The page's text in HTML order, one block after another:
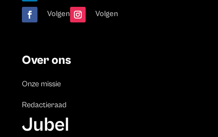
Volgen Volgen
Over ons
Onze missie
Redactieraad
Jubel